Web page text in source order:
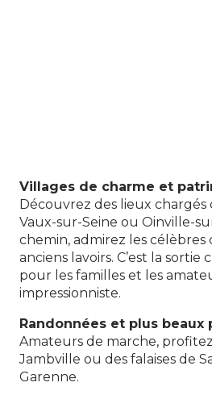
Villages de charme et
Découvrez des lieux chargés
Vaux-sur-Seine ou Oinville-
chemin, admirez les célèbres
anciens lavoirs. C’est la
pour les familles et les
impressionniste.
Randonnées et plus beaux
Amateurs de marche,
Jambville ou des falaises de
Garenne.